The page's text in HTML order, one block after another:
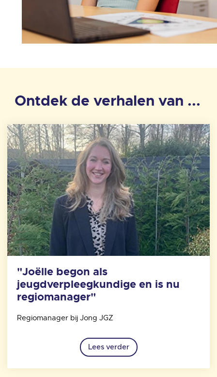
Ontdek de verhalen van ...
"Joëlle begon als
jeugdverpleegkundige en is nu
regiomanager"
Regiomanager bij Jong JGZ
Lees verder